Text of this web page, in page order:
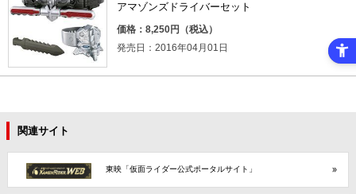
アマゾンズドライバーセット
価格：8,250円（税込）
発売日：2016年04月01日
関連サイト
東映「仮面ライダー公式ポータルサイト」